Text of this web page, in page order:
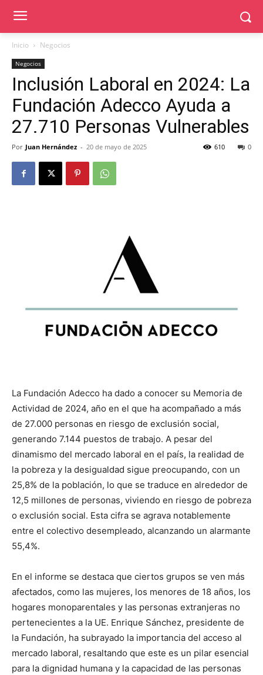
Inicio Negocios
Negocios
Inclusión Laboral en 2024: La
Fundación Adecco Ayuda a
27.710 Personas Vulnerables
Por Juan Hernández - 20 de mayo de 2025 0
610
La Fundación Adecco ha dado a conocer su Memoria de
Actividad de 2024, año en el que ha acompañado a más
de 27.000 personas en riesgo de exclusión social,
generando 7.144 puestos de trabajo. A pesar del
dinamismo del mercado laboral en el país, la realidad de
la pobreza y la desigualdad sigue preocupando, con un
25,8% de la población, lo que se traduce en alrededor de
12,5 millones de personas, viviendo en riesgo de pobreza
o exclusión social. Esta cifra se agrava notablemente
entre el colectivo desempleado, alcanzando un alarmante
55,4%.
En el informe se destaca que ciertos grupos se ven más
afectados, como las mujeres, los menores de 18 años, los
hogares monoparentales y las personas extranjeras no
pertenecientes a la UE. Enrique Sánchez, presidente de
la Fundación, ha subrayado la importancia del acceso al
mercado laboral, resaltando que este es un pilar esencial
para la dignidad humana y la capacidad de las personas